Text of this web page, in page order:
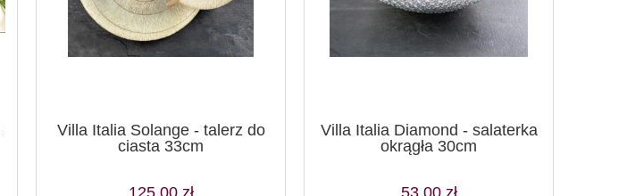
Villa Italia Solange - talerz do
ciasta 33cm
Villa Italia Diamond - salaterka
okrągła 30cm